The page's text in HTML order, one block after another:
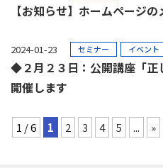
【お知らせ】ホームページ
2024-01-23 セミナー イベント
◆２月２３日：公開講座「正
開催します
1 / 6 1 2 3 4 5 ... »